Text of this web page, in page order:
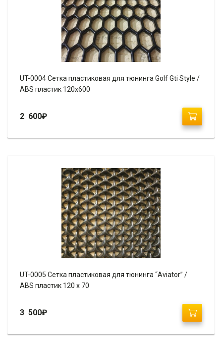
UT-0004 Сетка пластиковая для тюнинга Golf Gti Style /
ABS пластик 120х600
2 600₽
UT-0005 Сетка пластиковая для тюнинга “Aviator” /
ABS пластик 120 х 70
3 500₽